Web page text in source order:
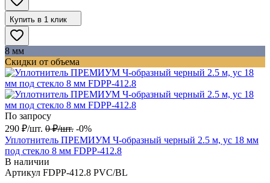
Купить в 1 клик
8 мм
Скидки от объема
По запросу
290 ₽/шт. 0 ₽/шт. -0%
Уплотнитель ПРЕМИУМ Ч-образный черный 2.5 м, ус 18 мм
под стекло 8 мм FDPP-412.8
В наличии
Артикул FDPP-412.8 PVC/BL